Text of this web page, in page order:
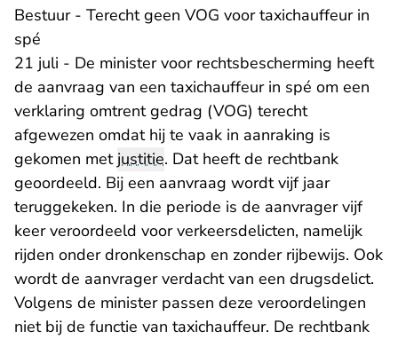
Bestuur - Terecht geen VOG voor taxichauffeur in
spé
21 juli - De minister voor rechtsbescherming heeft
de aanvraag van een taxichauffeur in spé om een
verklaring omtrent gedrag (VOG) terecht
afgewezen omdat hij te vaak in aanraking is
gekomen met justitie. Dat heeft de rechtbank
geoordeeld. Bij een aanvraag wordt vijf jaar
teruggekeken. In die periode is de aanvrager vijf
keer veroordeeld voor verkeersdelicten, namelijk
rijden onder dronkenschap en zonder rijbewijs. Ook
wordt de aanvrager verdacht van een drugsdelict.
Volgens de minister passen deze veroordelingen
niet bij de functie van taxichauffeur. De rechtbank